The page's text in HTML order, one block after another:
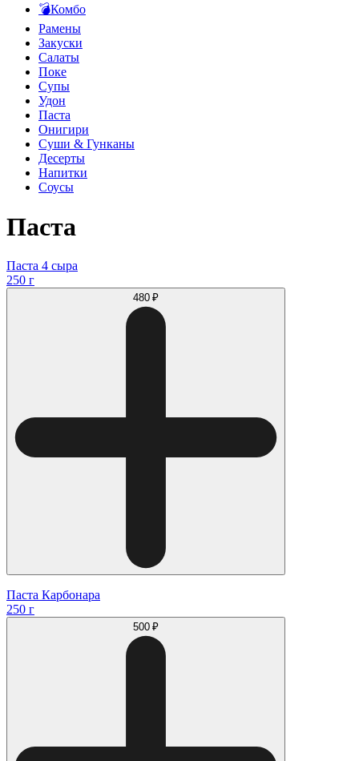
💣Комбо
Рамены
Закуски
Салаты
Поке
Супы
Удон
Паста
Онигири
Суши & Гунканы
Десерты
Напитки
Соусы
Паста
Паста 4 сыра
250 г
480 ₽
Паста Карбонара
250 г
500 ₽